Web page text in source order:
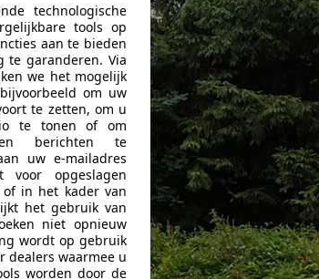
technologische
tools op
aan te bieden
te garanderen. Via
we het mogelijk
om uw
te zetten, om u
te tonen of om
en berichten te
uw e-mailadres
opgeslagen
of in het kader van
het gebruik van
niet opnieuw
wordt op gebruik
dealers waarmee u
worden door de